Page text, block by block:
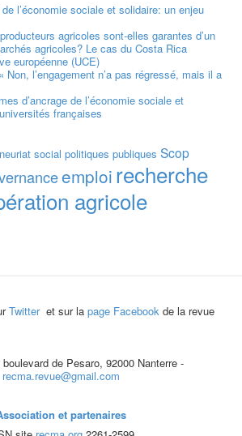
de l’économie sociale et solidaire: un enjeu
agricoles sont-elles garantes d’un
agricoles? Le cas du Costa Rica
européenne (UCE)
Non, l’engagement n’a pas régressé, mais il a
d’ancrage de l’économie sociale et
françaises
social politiques publiques Scop
emploi recherche
agricole
Twitter et sur la page Facebook de la revue
de Pesaro, 92000 Nanterre -
recma.revue@gmail.com
et partenaires